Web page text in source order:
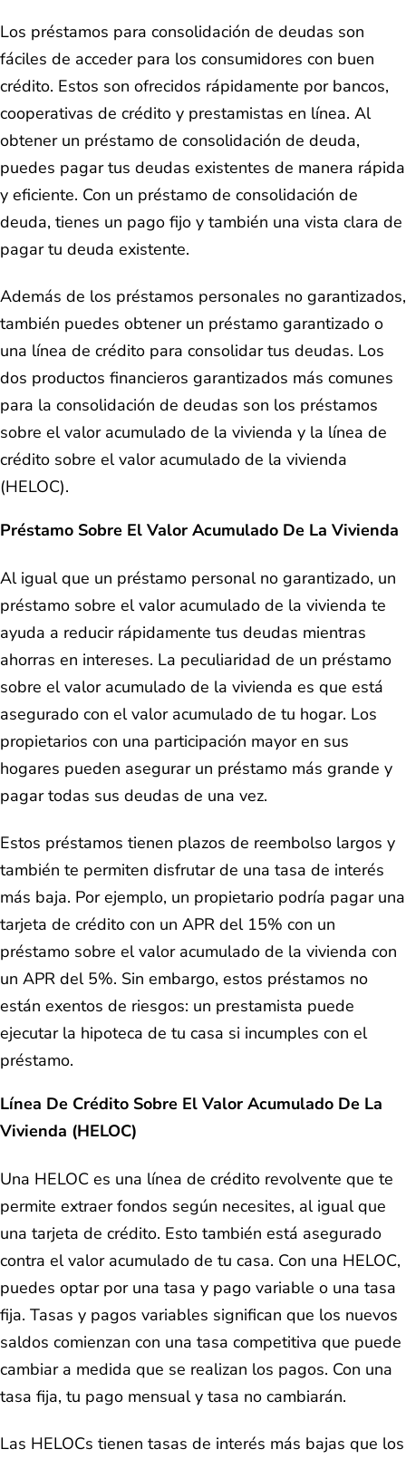
Los préstamos para consolidación de deudas son
fáciles de acceder para los consumidores con buen
crédito. Estos son ofrecidos rápidamente por bancos,
cooperativas de crédito y prestamistas en línea. Al
obtener un préstamo de consolidación de deuda,
puedes pagar tus deudas existentes de manera rápida
y eficiente. Con un préstamo de consolidación de
deuda, tienes un pago fijo y también una vista clara de
pagar tu deuda existente.
Además de los préstamos personales no garantizados,
también puedes obtener un préstamo garantizado o
una línea de crédito para consolidar tus deudas. Los
dos productos financieros garantizados más comunes
para la consolidación de deudas son los préstamos
sobre el valor acumulado de la vivienda y la línea de
crédito sobre el valor acumulado de la vivienda
(HELOC).
Préstamo Sobre El Valor Acumulado De La Vivienda
Al igual que un préstamo personal no garantizado, un
préstamo sobre el valor acumulado de la vivienda te
ayuda a reducir rápidamente tus deudas mientras
ahorras en intereses. La peculiaridad de un préstamo
sobre el valor acumulado de la vivienda es que está
asegurado con el valor acumulado de tu hogar. Los
propietarios con una participación mayor en sus
hogares pueden asegurar un préstamo más grande y
pagar todas sus deudas de una vez.
Estos préstamos tienen plazos de reembolso largos y
también te permiten disfrutar de una tasa de interés
más baja. Por ejemplo, un propietario podría pagar una
tarjeta de crédito con un APR del 15% con un
préstamo sobre el valor acumulado de la vivienda con
un APR del 5%. Sin embargo, estos préstamos no
están exentos de riesgos: un prestamista puede
ejecutar la hipoteca de tu casa si incumples con el
préstamo.
Línea De Crédito Sobre El Valor Acumulado De La
Vivienda (HELOC)
Una HELOC es una línea de crédito revolvente que te
permite extraer fondos según necesites, al igual que
una tarjeta de crédito. Esto también está asegurado
contra el valor acumulado de tu casa. Con una HELOC,
puedes optar por una tasa y pago variable o una tasa
fija. Tasas y pagos variables significan que los nuevos
saldos comienzan con una tasa competitiva que puede
cambiar a medida que se realizan los pagos. Con una
tasa fija, tu pago mensual y tasa no cambiarán.
Las HELOCs tienen tasas de interés más bajas que los